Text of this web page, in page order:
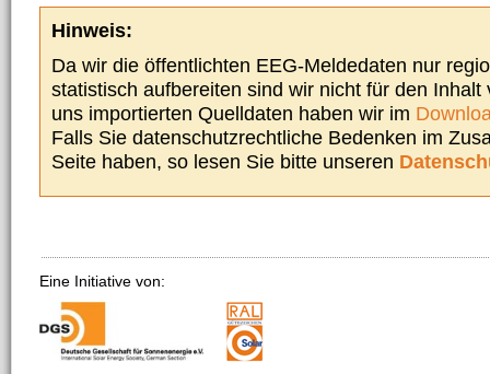
Hinweis:
Da wir die öffentlichten EEG-Meldedaten nur
statistisch aufbereiten sind wir nicht für den Inhalt
uns importierten Quelldaten haben wir im
Falls Sie datenschutzrechtliche Bedenken im
Seite haben, so lesen Sie bitte unseren
Eine Initiative von: